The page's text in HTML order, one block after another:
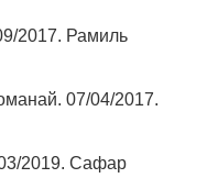
2017. Рамиль
07/04/2017.
2019. Сафар